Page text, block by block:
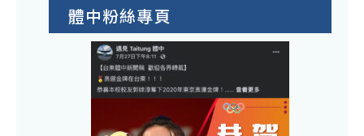
體中粉絲專頁